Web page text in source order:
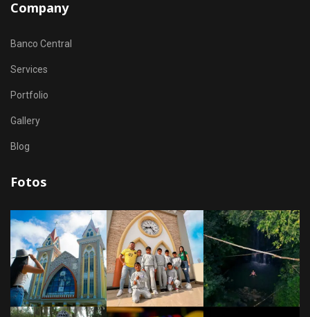
Company
Banco Central
Services
Portfolio
Gallery
Blog
Fotos